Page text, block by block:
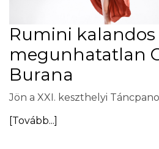
Rumini kalandos
megunhatatlan
Burana
Jön a XXI. keszthelyi
[Tovább...]